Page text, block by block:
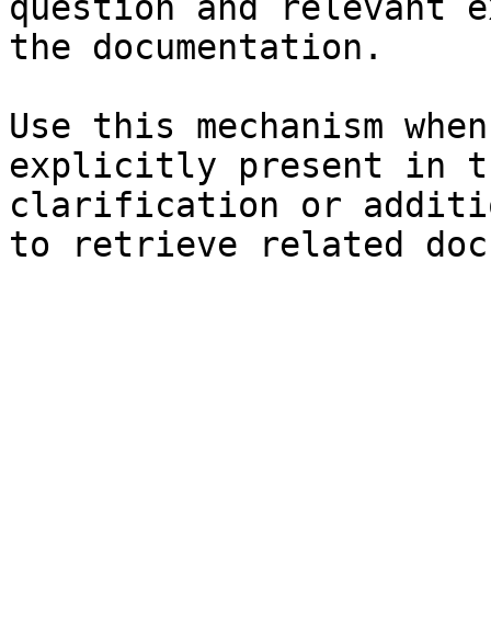
the documentation.
Use this mechanism
explicitly present in
clarification or